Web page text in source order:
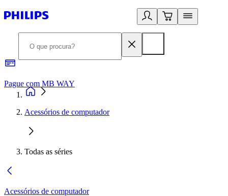
Pague com MB WAY
Acessórios de computador
Todas as séries
Acessórios de computador